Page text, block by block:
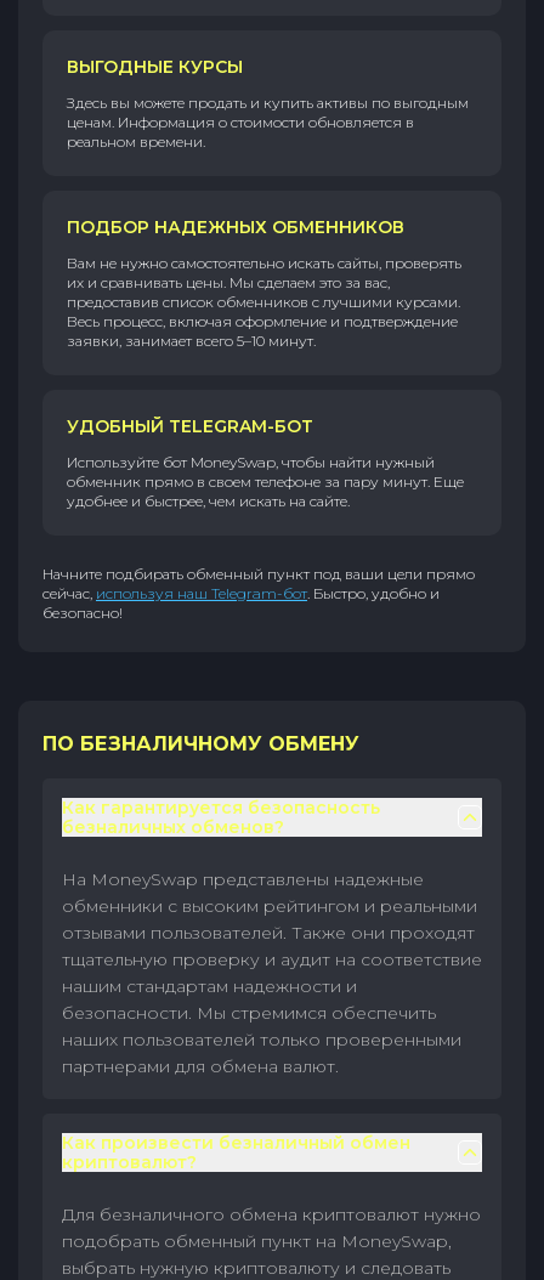
ВЫГОДНЫЕ КУРСЫ
Здесь вы можете продать и купить активы по выгодным
ценам. Информация о стоимости обновляется в
реальном времени.
ПОДБОР НАДЕЖНЫХ ОБМЕННИКОВ
Вам не нужно самостоятельно искать сайты, проверять
их и сравнивать цены. Мы сделаем это за вас,
предоставив список обменников с лучшими курсами.
Весь процесс, включая оформление и подтверждение
заявки, занимает всего 5–10 минут.
УДОБНЫЙ TELEGRAM-БОТ
Используйте бот MoneySwap, чтобы найти нужный
обменник прямо в своем телефоне за пару минут. Еще
удобнее и быстрее, чем искать на сайте.
Начните подбирать обменный пункт под ваши цели прямо
сейчас, используя наш Telegram-бот. Быстро, удобно и
безопасно!
ПО БЕЗНАЛИЧНОМУ ОБМЕНУ
Как гарантируется безопасность
безналичных обменов?
На MoneySwap представлены надежные
обменники с высоким рейтингом и реальными
отзывами пользователей. Также они проходят
тщательную проверку и аудит на соответствие
нашим стандартам надежности и
безопасности. Мы стремимся обеспечить
наших пользователей только проверенными
партнерами для обмена валют.
Как произвести безналичный обмен
криптовалют?
Для безналичного обмена криптовалют нужно
подобрать обменный пункт на MoneySwap,
выбрать нужную криптовалюту и следовать